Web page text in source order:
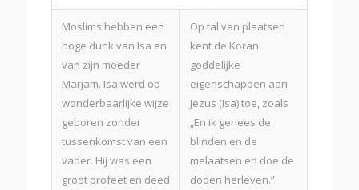
Moslims hebben een
hoge dunk van Isa en
van zijn moeder
Marjam. Isa werd op
wonderbaarlijke wijze
geboren zonder
tussenkomst van een
vader. Hij was een
groot profeet en deed
Op tal van plaatsen
kent de Koran
goddelijke
eigenschappen aan
Jezus (Isa) toe, zoals
„En ik genees de
blinden en de
melaatsen en doe de
doden herleven.”